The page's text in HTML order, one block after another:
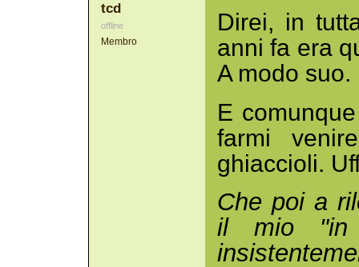
tcd
offline
Membro
Direi, in
anni fa era
A modo suo.
E
farmi
ghiaccioli.
Che poi a
il mio "in